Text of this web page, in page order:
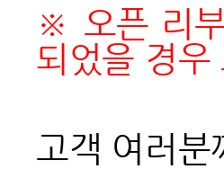
※ 오픈 리
되었을 경우
고객 여러분